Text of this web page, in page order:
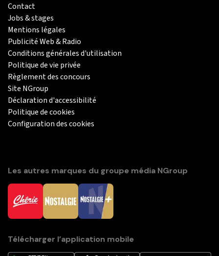
Contact
Jobs & stages
Mentions légales
Publicité Web & Radio
Conditions générales d'utilisation
Politique de vie privée
Règlement des concours
Site NGroup
Déclaration d'accessibilité
Politique de cookies
Configuration des cookies
Les autres marques du groupe média NGroup
Télécharger l’application mobile